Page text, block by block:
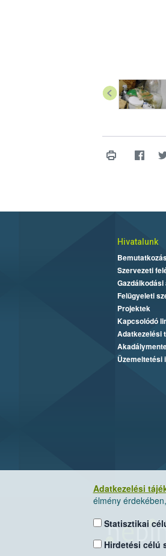
Adatkezelési
élmény
Statisztikai
Hirdetési célú
Hivatalunk
Szervezeti
Gazdálkodási
Felügyeleti
Projektek
Kapcsolódó
Adatkezelési
Üzemeltetési